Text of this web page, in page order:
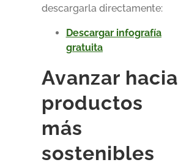
descargarla directamente:
Descargar infografía
gratuita
Avanzar hacia
productos
más
sostenibles